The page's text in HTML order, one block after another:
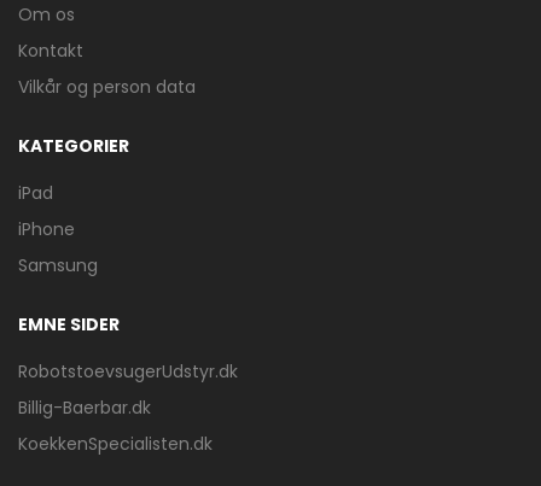
Om os
Kontakt
Vilkår og person data
KATEGORIER
iPad
iPhone
Samsung
EMNE SIDER
RobotstoevsugerUdstyr.dk
Billig-Baerbar.dk
KoekkenSpecialisten.dk